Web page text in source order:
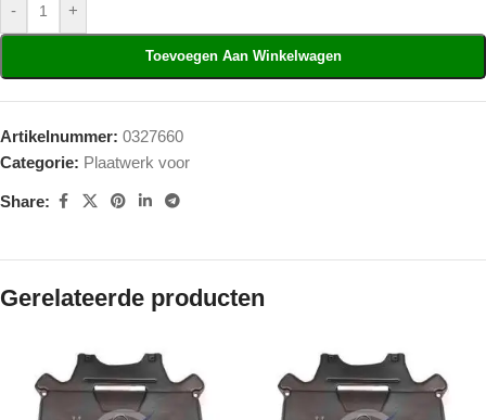
- +
Toevoegen Aan Winkelwagen
Artikelnummer: 0327660
Categorie: Plaatwerk voor
Share:
Gerelateerde producten